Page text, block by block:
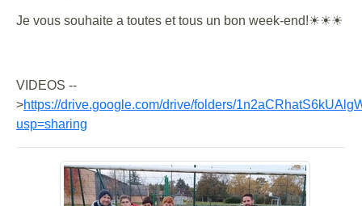
Je vous souhaite a toutes et tous un bon week-end!☀☀☀
VIDEOS --
>https://drive.google.com/drive/folders/
usp=sharing